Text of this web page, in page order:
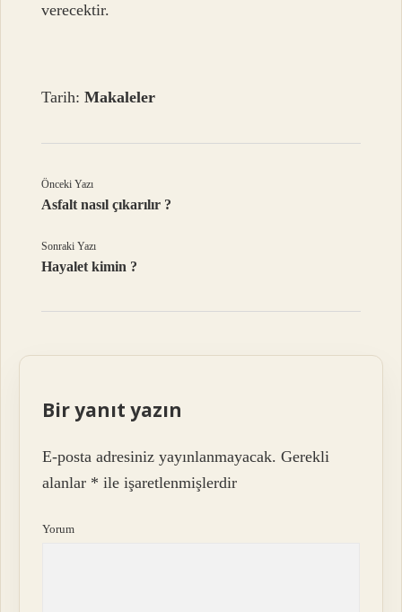
verecektir.
Tarih:Makaleler
Önceki Yazı
Asfalt nasıl çıkarılır ?
Sonraki Yazı
Hayalet kimin ?
Bir yanıt yazın
E-posta adresiniz yayınlanmayacak. Gerekli
alanlar * ile işaretlenmişlerdir
Yorum